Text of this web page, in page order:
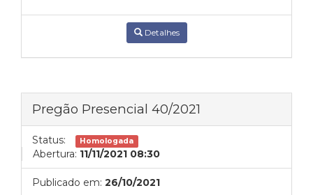
Detalhes
Pregão Presencial 40/2021
Status: Homologada
Abertura: 11/11/2021 08:30
Publicado em: 26/10/2021